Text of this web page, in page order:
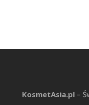
KosmetAsia.pl–